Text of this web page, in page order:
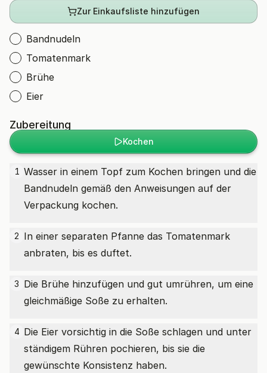
Zur Einkaufsliste hinzufügen
Bandnudeln
Tomatenmark
Brühe
Eier
Zubereitung
Kochen
1 Wasser in einem Topf zum Kochen bringen und die
Bandnudeln gemäß den Anweisungen auf der
Verpackung kochen.
2 In einer separaten Pfanne das Tomatenmark
anbraten, bis es duftet.
3 Die Brühe hinzufügen und gut umrühren, um eine
gleichmäßige Soße zu erhalten.
4 Die Eier vorsichtig in die Soße schlagen und unter
ständigem Rühren pochieren, bis sie die
gewünschte Konsistenz haben.